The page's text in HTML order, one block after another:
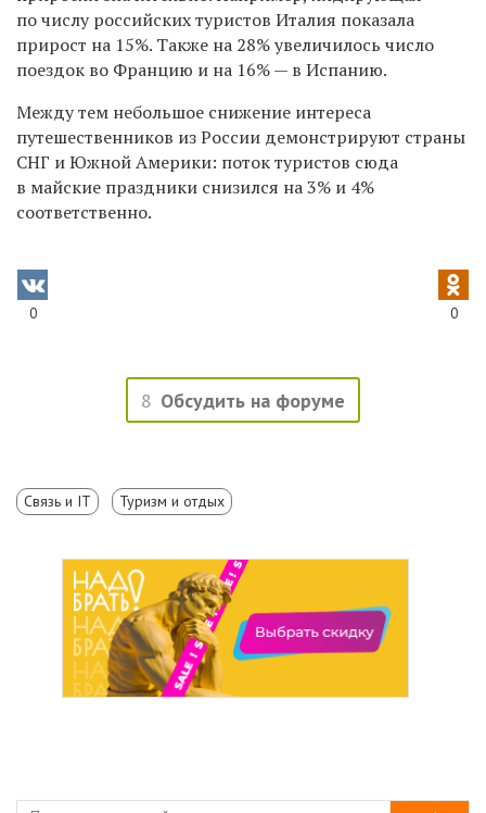
по числу российских туристов Италия показала
прирост на 15%. Также на 28% увеличилось число
поездок во Францию и на 16% — в Испанию.
Между тем небольшое снижение интереса
путешественников из России демонстрируют страны
СНГ и Южной Америки: поток туристов сюда
в майские праздники снизился на 3% и 4%
соответственно.
0 0
8 Обсудить на форуме
Связь и IT Туризм и отдых